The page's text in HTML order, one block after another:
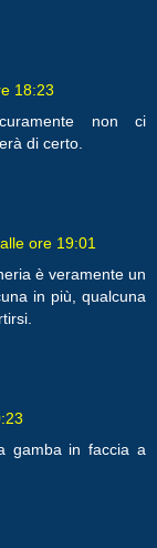
18:23
non ci
di certo.
ore 19:01
è veramente un
in più, qualcuna
gamba in faccia a